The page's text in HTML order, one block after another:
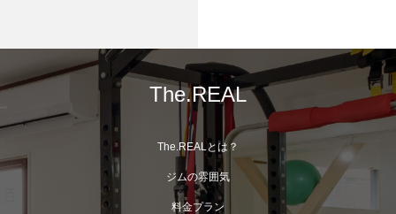
The.REAL
The.REALとは？
ジムの雰囲気
料金プラン